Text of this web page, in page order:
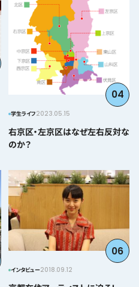
04
学生ライフ2023.05.15
右京区・左京区はなぜ左右反対な
のか？
06
インタビュー2018.09.12